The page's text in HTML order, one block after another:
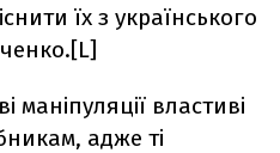
їх з українського
маніпуляції властиві
адже ті